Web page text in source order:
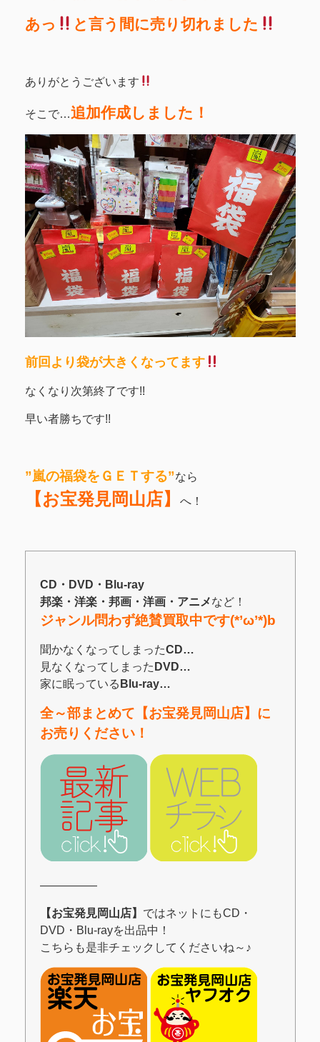
あっ
と言う間に売り切れました
ありがとうございます
そこで…追加作成しました！
前回より袋が大きくなってます
なくなり次第終了です!!
早い者勝ちです!!
”嵐の福袋をＧＥＴする”なら
【お宝発見岡山店】 へ！
CD・DVD・Blu-ray
邦楽・洋楽・邦画・洋画・アニメなど！
ジャンル問わず絶賛買取中です(*’ω’*)b
聞かなくなってしまったCD…
見なくなってしまった DVD…
家に眠っている Blu-ray…
全～部まとめて【お宝発見岡山店】に
お売りください！
―――――
【お宝発見岡山店】 ではネットにもCD・
DVD・Blu-rayを出品中！
こちらも是非チェックしてくださいね～♪